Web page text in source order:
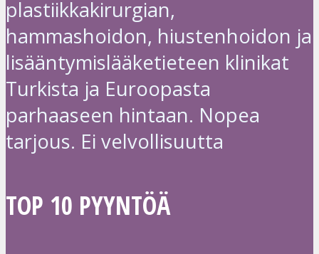
plastiikkakirurgian,
hammashoidon, hiustenhoidon ja
lisääntymislääketieteen klinikat
Turkista ja Euroopasta
parhaaseen hintaan. Nopea
tarjous. Ei velvollisuutta
TOP 10 PYYNTÖÄ